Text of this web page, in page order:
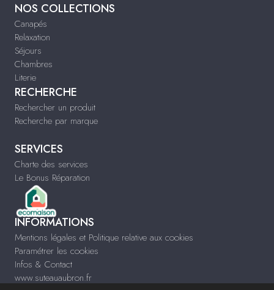
NOS COLLECTIONS
Canapés
Relaxation
Séjours
Chambres
Literie
RECHERCHE
Rechercher un produit
Recherche par marque
SERVICES
Charte des services
Le Bonus Réparation
INFORMATIONS
Mentions légales et Politique relative aux cookies
Paramétrer les cookies
Infos & Contact
www.suteauaubron.fr